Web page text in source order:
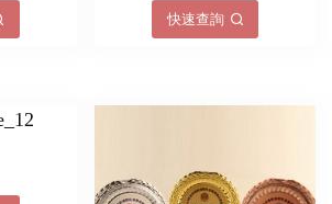
快速查詢